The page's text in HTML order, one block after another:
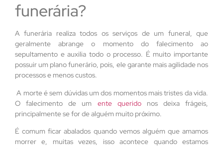
funerária?
A funerária realiza todos os serviços de um funeral, que
geralmente abrange o momento do falecimento ao
sepultamento e auxilia todo o processo. É muito importante
possuir um plano funerário, pois, ele garante mais agilidade nos
processos e menos custos.
A morte é sem dúvidas um dos momentos mais tristes da vida.
O falecimento de um ente queridonos deixa frágeis,
principalmente se for de alguém muito próximo.
É comum ficar abalados quando vemos alguém que amamos
morrer e, muitas vezes, isso acontece quando estamos